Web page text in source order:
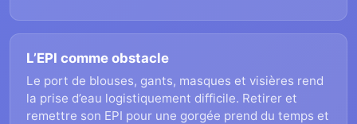
L’EPI comme obstacle
Le port de blouses, gants, masques et visières rend
la prise d’eau logistiquement difficile. Retirer et
remettre son EPI pour une gorgée prend du temps et